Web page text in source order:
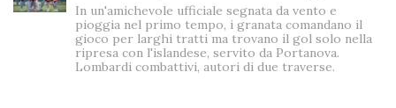
In un'amichevole ufficiale segnata da vento e
pioggia nel primo tempo, i granata comandano il
gioco per larghi tratti ma trovano il gol solo nella
ripresa con l'islandese, servito da Portanova.
Lombardi combattivi, autori di due traverse.